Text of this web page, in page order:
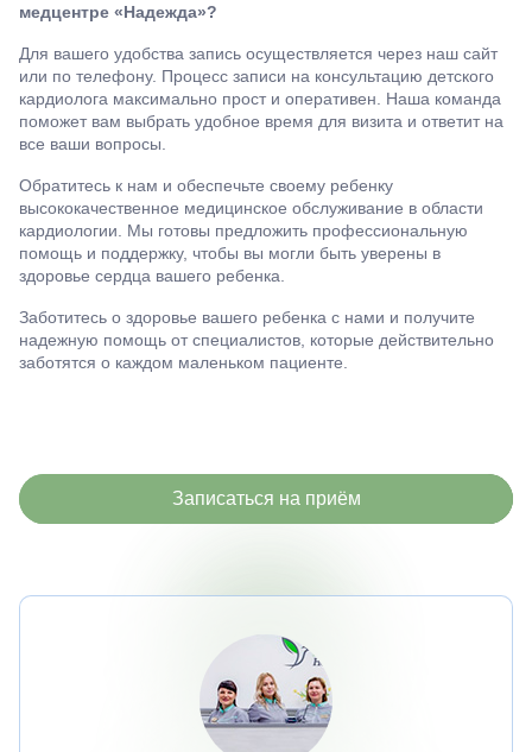
медцентре «Надежда»?
Для вашего удобства запись осуществляется через наш сайт
или по телефону. Процесс записи на консультацию детского
кардиолога максимально прост и оперативен. Наша команда
поможет вам выбрать удобное время для визита и ответит на
все ваши вопросы.
Обратитесь к нам и обеспечьте своему ребенку
высококачественное медицинское обслуживание в области
кардиологии. Мы готовы предложить профессиональную
помощь и поддержку, чтобы вы могли быть уверены в
здоровье сердца вашего ребенка.
Заботитесь о здоровье вашего ребенка с нами и получите
надежную помощь от специалистов, которые действительно
заботятся о каждом маленьком пациенте.
Записаться на приём